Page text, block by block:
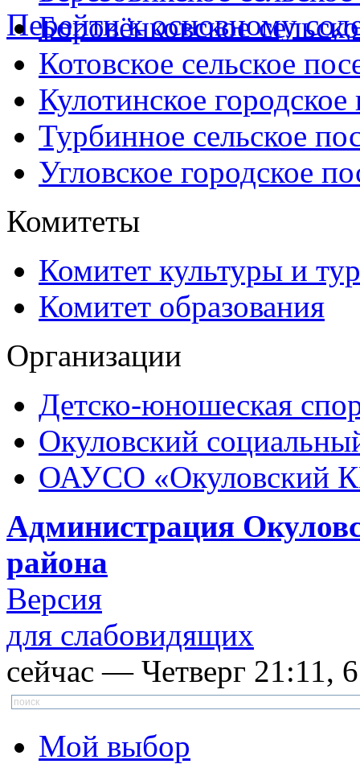
Перейти к основному
Боровёнковское
Котовское сельское
Кулотинское городское
Турбинное сельское
Угловское городское
Комитеты
Комитет культуры и
Комитет образования
Организации
Детско-юношеская
Окуловский
ОАУСО «Окуловский
Администрация
района
Версия
для слабовидящих
сейчас — Четверг 21:11, 6
Мой выбор